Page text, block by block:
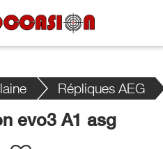
Répliques AEG
evo3 A1 asg